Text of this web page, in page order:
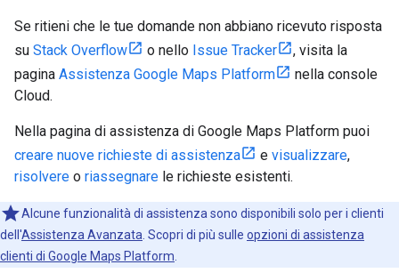
Se ritieni che le tue domande non abbiano ricevuto risposta
su Stack Overflow o nello Issue Tracker
, visita la
pagina Assistenza Google Maps Platform
nella console
Cloud.
Nella pagina di assistenza di Google Maps Platform puoi
creare nuove richieste di assistenza
e visualizzare,
risolvere o riassegnare le richieste esistenti.
Alcune funzionalità di assistenza sono disponibili solo per i clienti
dell'Assistenza Avanzata . Scopri di più sulle opzioni di assistenza
clienti di Google Maps Platform